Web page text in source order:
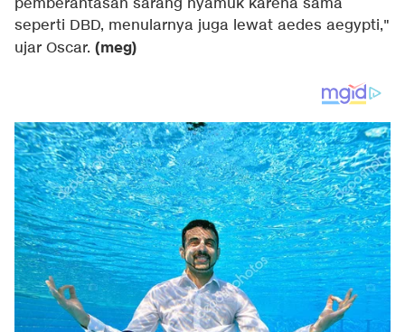
pemberantasan sarang nyamuk karena sama
seperti DBD, menularnya juga lewat aedes aegypti,"
ujar Oscar. (meg)